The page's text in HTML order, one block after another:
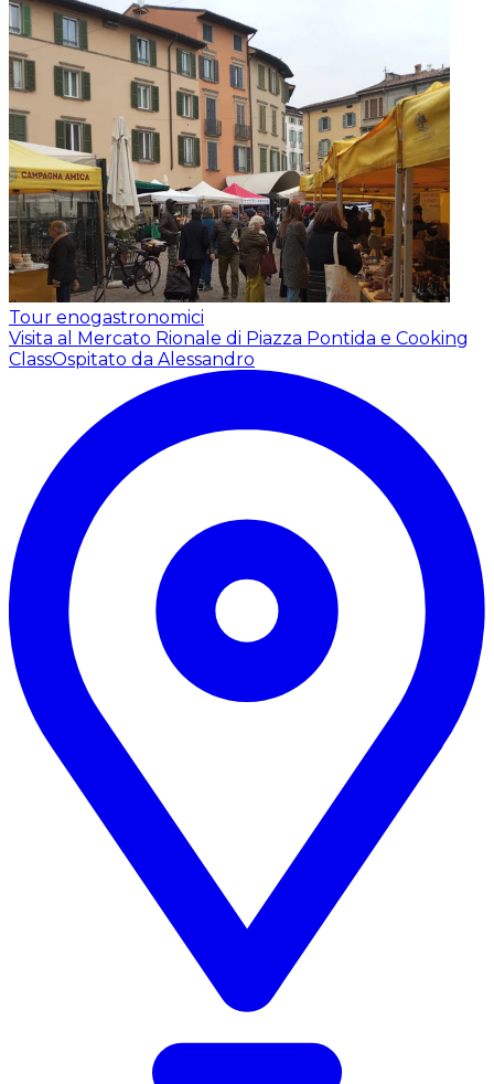
Tour enogastronomici
Visita al Mercato Rionale di Piazza Pontida e Cooking
ClassOspitato da Alessandro